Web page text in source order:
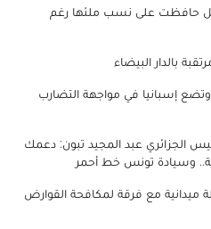
حافظت على نسب ملئها رغم
بالدار البيضاء
إسبانيا في مواجهة التضارب
الجزائري عبد المجيد تبون: دعمك
وسيادة تونس خط أحمر
مع فرقة لمكافحة القوارض